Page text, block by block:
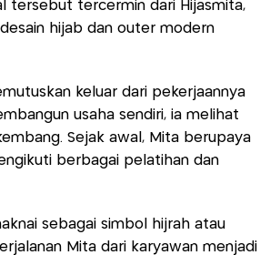
tersebut tercermin dari Hijasmita,
hijab dan outer modern
keluar dari pekerjaannya
usaha sendiri, ia melihat
Sejak awal, Mita berupaya
berbagai pelatihan dan
sebagai simbol hijrah atau
Mita dari karyawan menjadi